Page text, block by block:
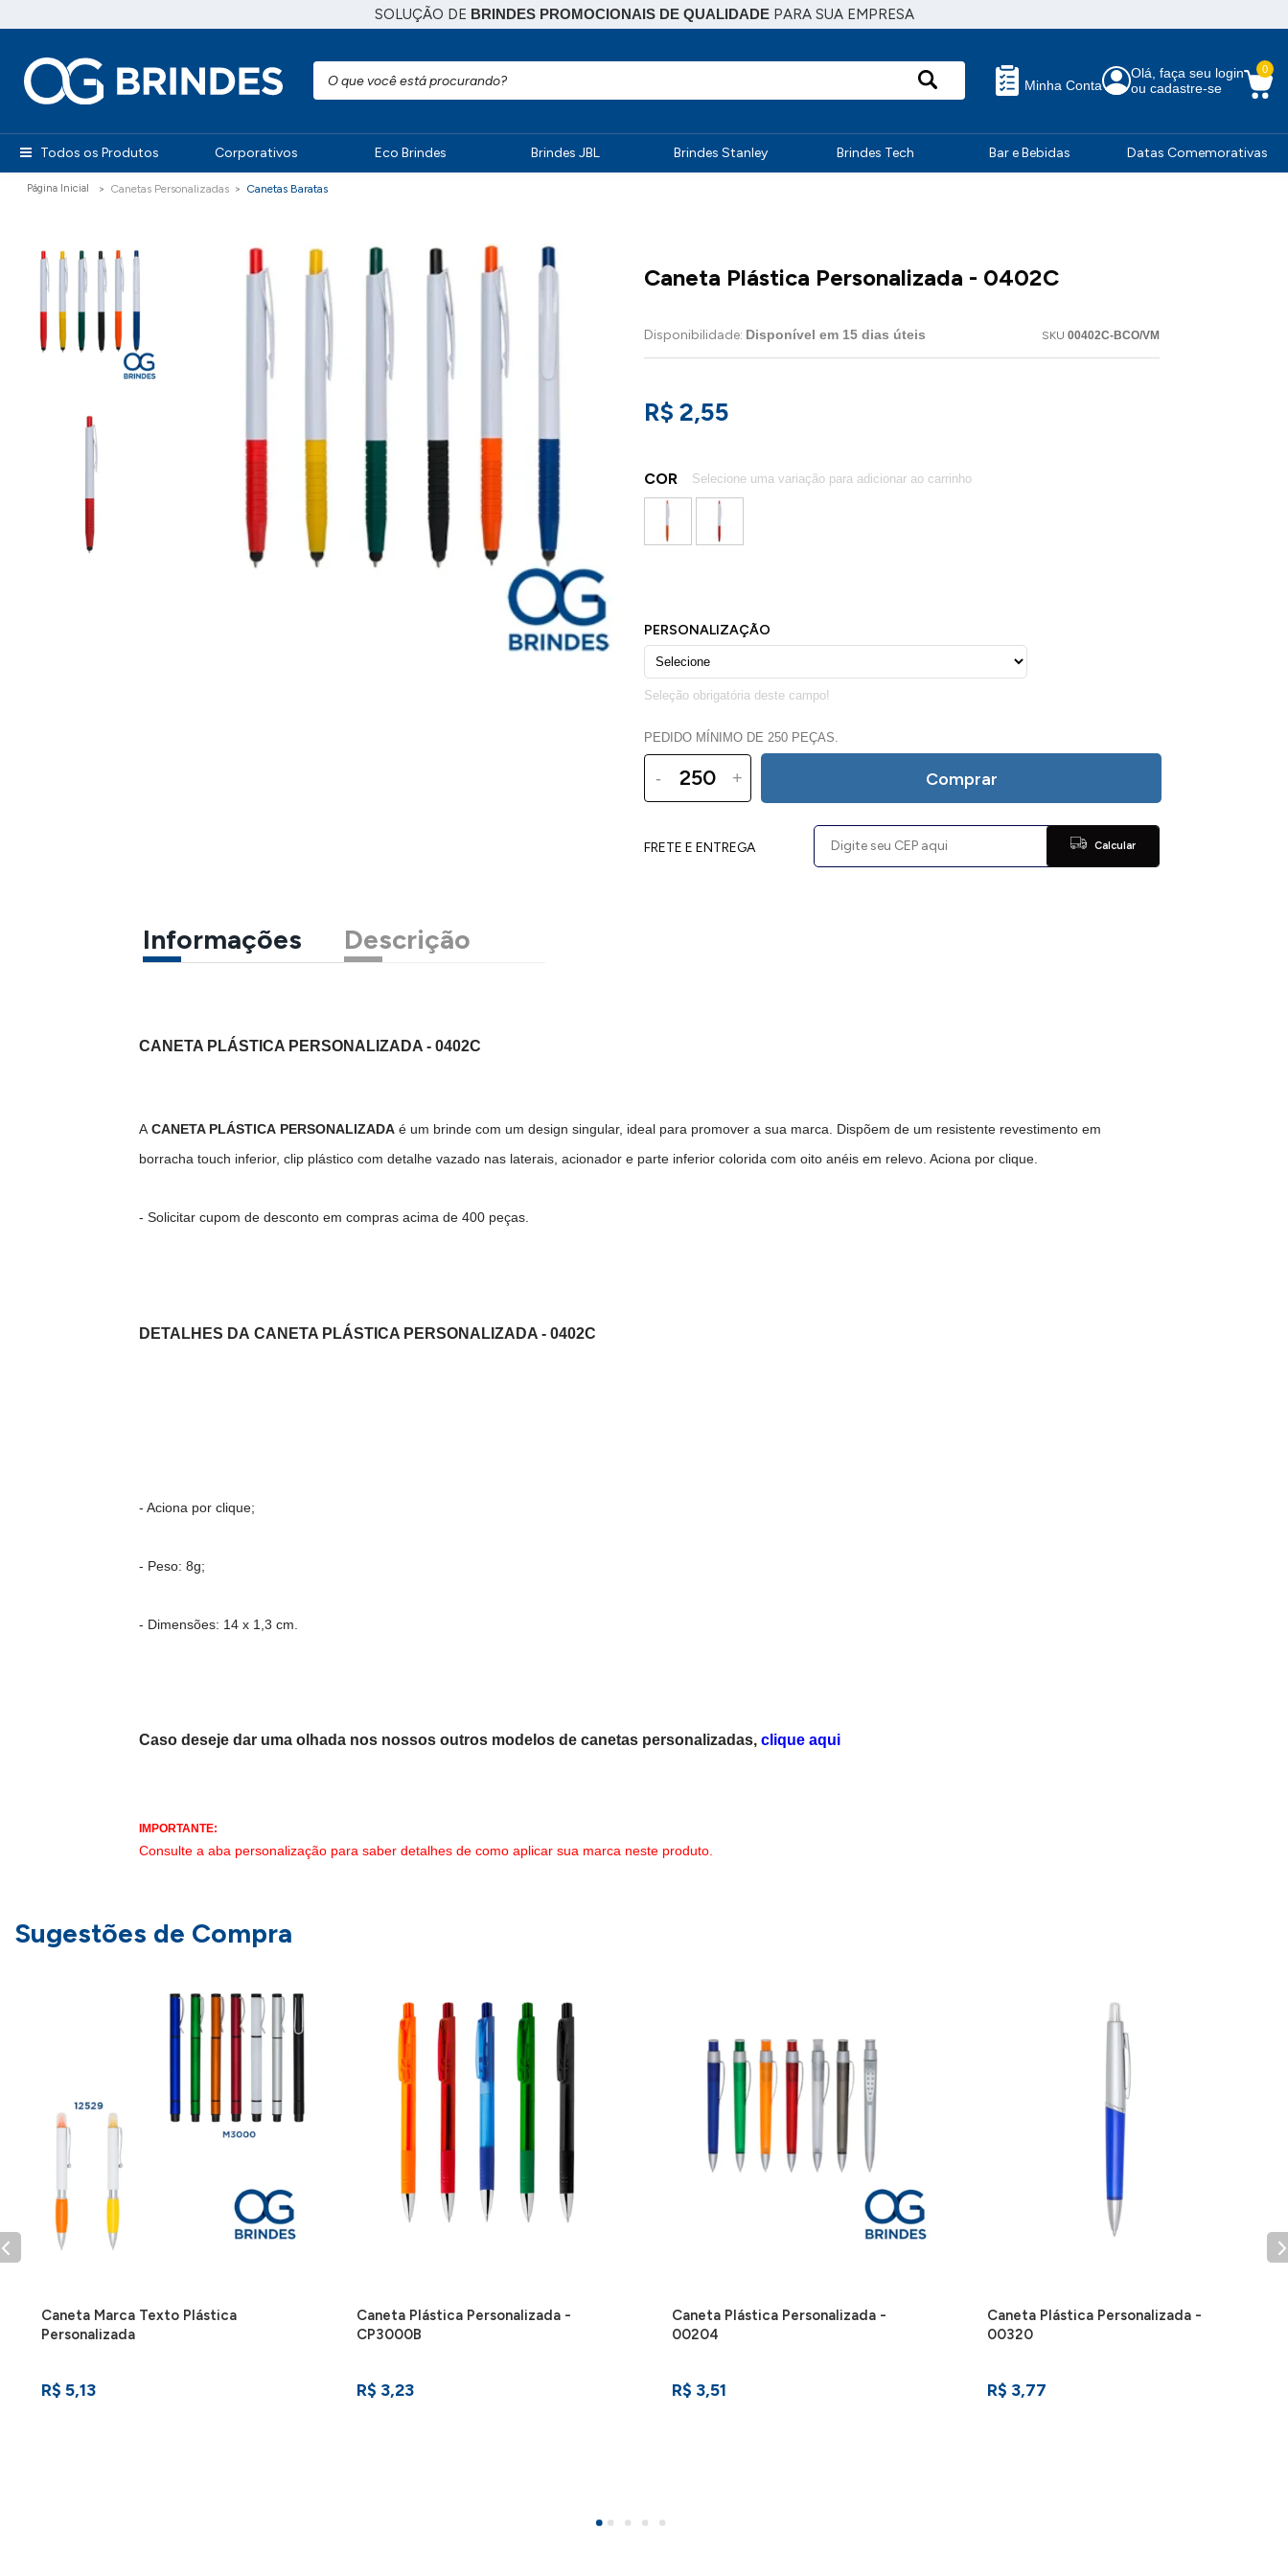
SOLUÇÃO DE BRINDES PROMOCIONAIS DE QUALIDADEPARA SUA EMPRESA
Minha Conta
Olá, faça seu login
ou cadastre-se
0
Todos os Produtos Corporativos Eco Brindes Brindes JBL Brindes Stanley Brindes Tech Bar e Bebidas Datas Comemorativas
Canetas Personalizadas Canetas Baratas
Caneta Plástica Personalizada - 0402C
Disponibilidade: Disponível em 15 dias úteis SKU 00402C-BCO/VM
R$ 2,55
COR
PEDIDO MÍNIMO DE 250 PEÇAS.
- + Comprar
FRETE E ENTREGA Calcular
Informações Descrição
CANETA PLÁSTICA PERSONALIZADA - 0402C
A CANETA PLÁSTICA PERSONALIZADA é um brinde com um design singular, ideal para promover a sua marca. Dispõem de um resistente revestimento em
borracha touch inferior, clip plástico com detalhe vazado nas laterais, acionador e parte inferior colorida com oito anéis em relevo. Aciona por clique.
- Solicitar cupom de desconto em compras acima de 400 peças.
DETALHES DACANETA PLÁSTICA PERSONALIZADA - 0402C
- Aciona por clique;
- Peso: 8g;
- Dimensões: 14 x 1,3 cm.
Caso deseje dar uma olhada nos nossos outros modelos de canetas personalizadas,clique aqui
IMPORTANTE:
Consulte a aba personalização para saber detalhes de como aplicar sua marca neste produto.
Sugestões de Compra
Caneta Marca Texto Plástica
Personalizada
R$ 5,13
Caneta Plástica Personalizada -
CP3000B
R$ 3,23
Caneta Plástica Personalizada -
00204
R$ 3,51
Caneta Plástica Personalizada -
00320
R$ 3,77